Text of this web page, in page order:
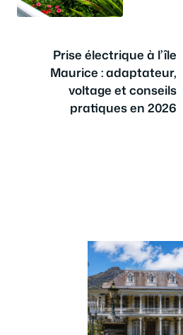
Prise électrique à l’île
Maurice : adaptateur,
voltage et conseils
pratiques en 2026